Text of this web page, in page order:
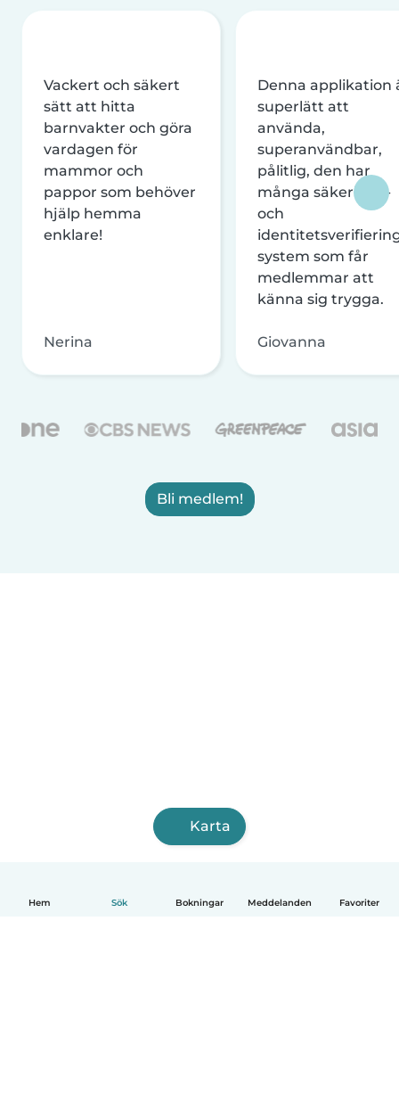
Hem Sök Bokningar Meddelanden Favoriter
Vackert och säkert
sätt att hitta
barnvakter och göra
vardagen för
mammor och
pappor som behöver
hjälp hemma
enklare!
Nerina
Denna applikation
superlätt att
använda,
superanvändbar,
pålitlig, den har
många säkerhets-
och
system som får
medlemmar att
känna sig trygga.
Giovanna
Bli medlem!
Karta